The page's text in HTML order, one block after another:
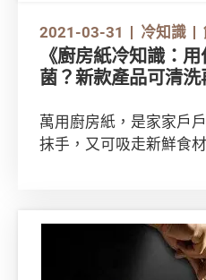
2021-03-31 冷知識
《廚房紙冷知識：
菌？新款產品可清洗
萬用廚房紙，是家家戶
抹手，又可吸走新鮮食
廚房紙處理食材是否衛
重用的廚房紙？即看下